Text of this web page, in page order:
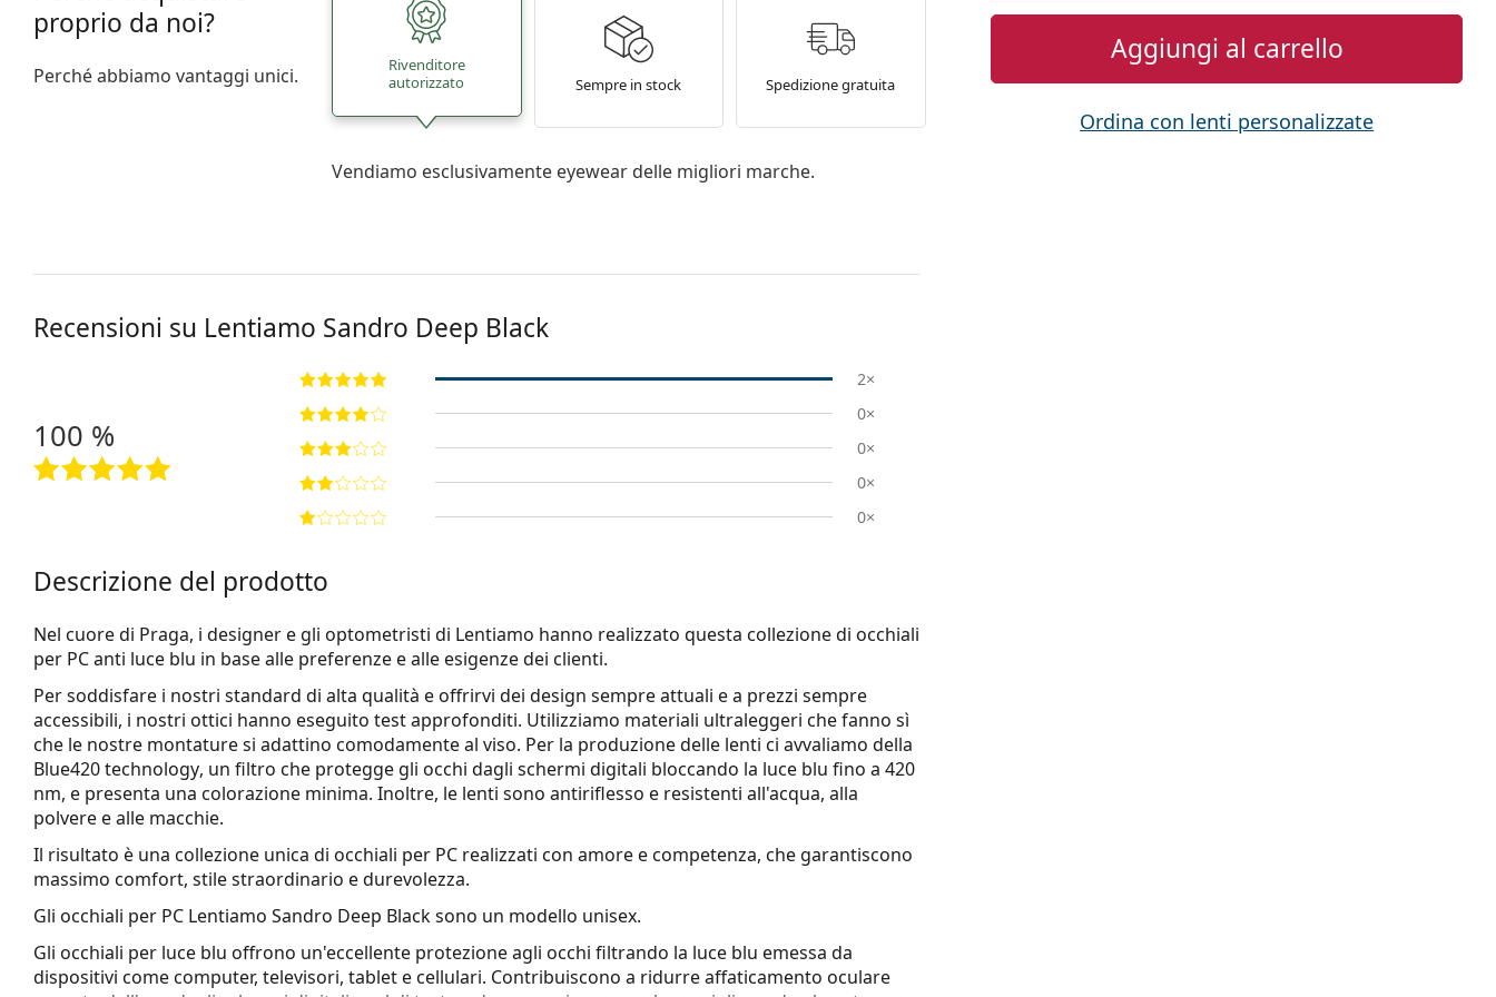
Aggiungi al carrello
Ordina con lenti personalizzate
proprio da noi?
Perché abbiamo vantaggi unici.
Rivenditore
autorizzato
Sempre in stock Spedizione gratuita
Vendiamo esclusivamente eyewear delle migliori marche.
Recensioni su Lentiamo Sandro Deep Black
100 %
2×
0×
0×
0×
0×
Descrizione del prodotto
Nel cuore di Praga, i designer e gli optometristi di Lentiamo hanno realizzato questa collezione di occhiali
per PC anti luce blu in base alle preferenze e alle esigenze dei clienti.
Per soddisfare i nostri standard di alta qualità e offrirvi dei design sempre attuali e a prezzi sempre
accessibili, i nostri ottici hanno eseguito test approfonditi. Utilizziamo materiali ultraleggeri che fanno sì
che le nostre montature si adattino comodamente al viso. Per la produzione delle lenti ci avvaliamo della
Blue420 technology, un filtro che protegge gli occhi dagli schermi digitali bloccando la luce blu fino a 420
nm, e presenta una colorazione minima. Inoltre, le lenti sono antiriflesso e resistenti all'acqua, alla
polvere e alle macchie.
Il risultato è una collezione unica di occhiali per PC realizzati con amore e competenza, che garantiscono
massimo comfort, stile straordinario e durevolezza.
Gli occhiali per PC Lentiamo Sandro Deep Blacksono un modello unisex.
Gli occhiali per luce blu offrono un'eccellente protezione agli occhi filtrando la luce blu emessa da
dispositivi come computer, televisori, tablet e cellulari. Contribuiscono a ridurre affaticamento oculare